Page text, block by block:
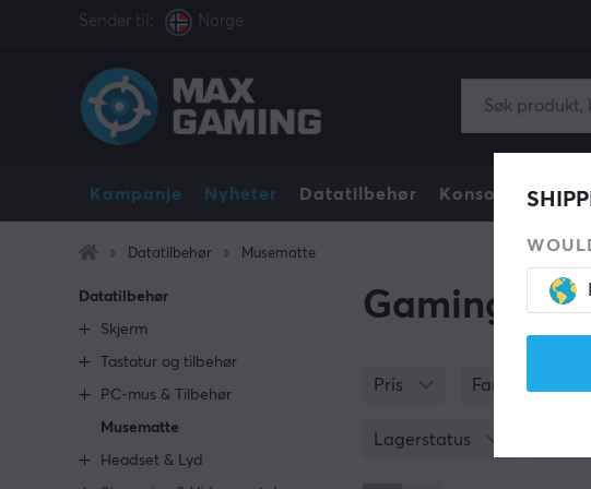
Sender til: Norge
Kampanje Nyheter Datatilbehør Konsoll
Datatilbehør Musematte
Datatilbehør
Skjerm
Tastatur og tilbehør
PC-mus & Tilbehør
Musematte
Headset & Lyd
Gaming
Pris Farge
Lagerstatus